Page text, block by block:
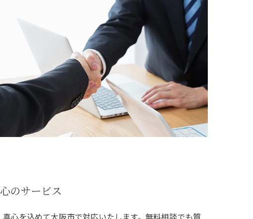
のサービス
心を込めて大阪市で対応いたします。無料相談でも質